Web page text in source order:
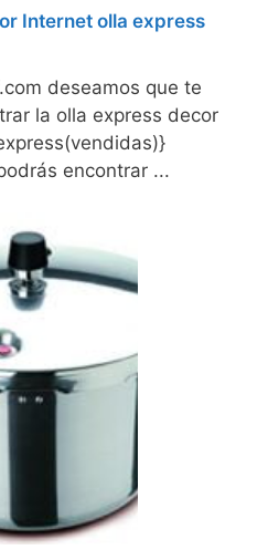
Internet olla express
deseamos que te
la olla express decor
encontrar ...